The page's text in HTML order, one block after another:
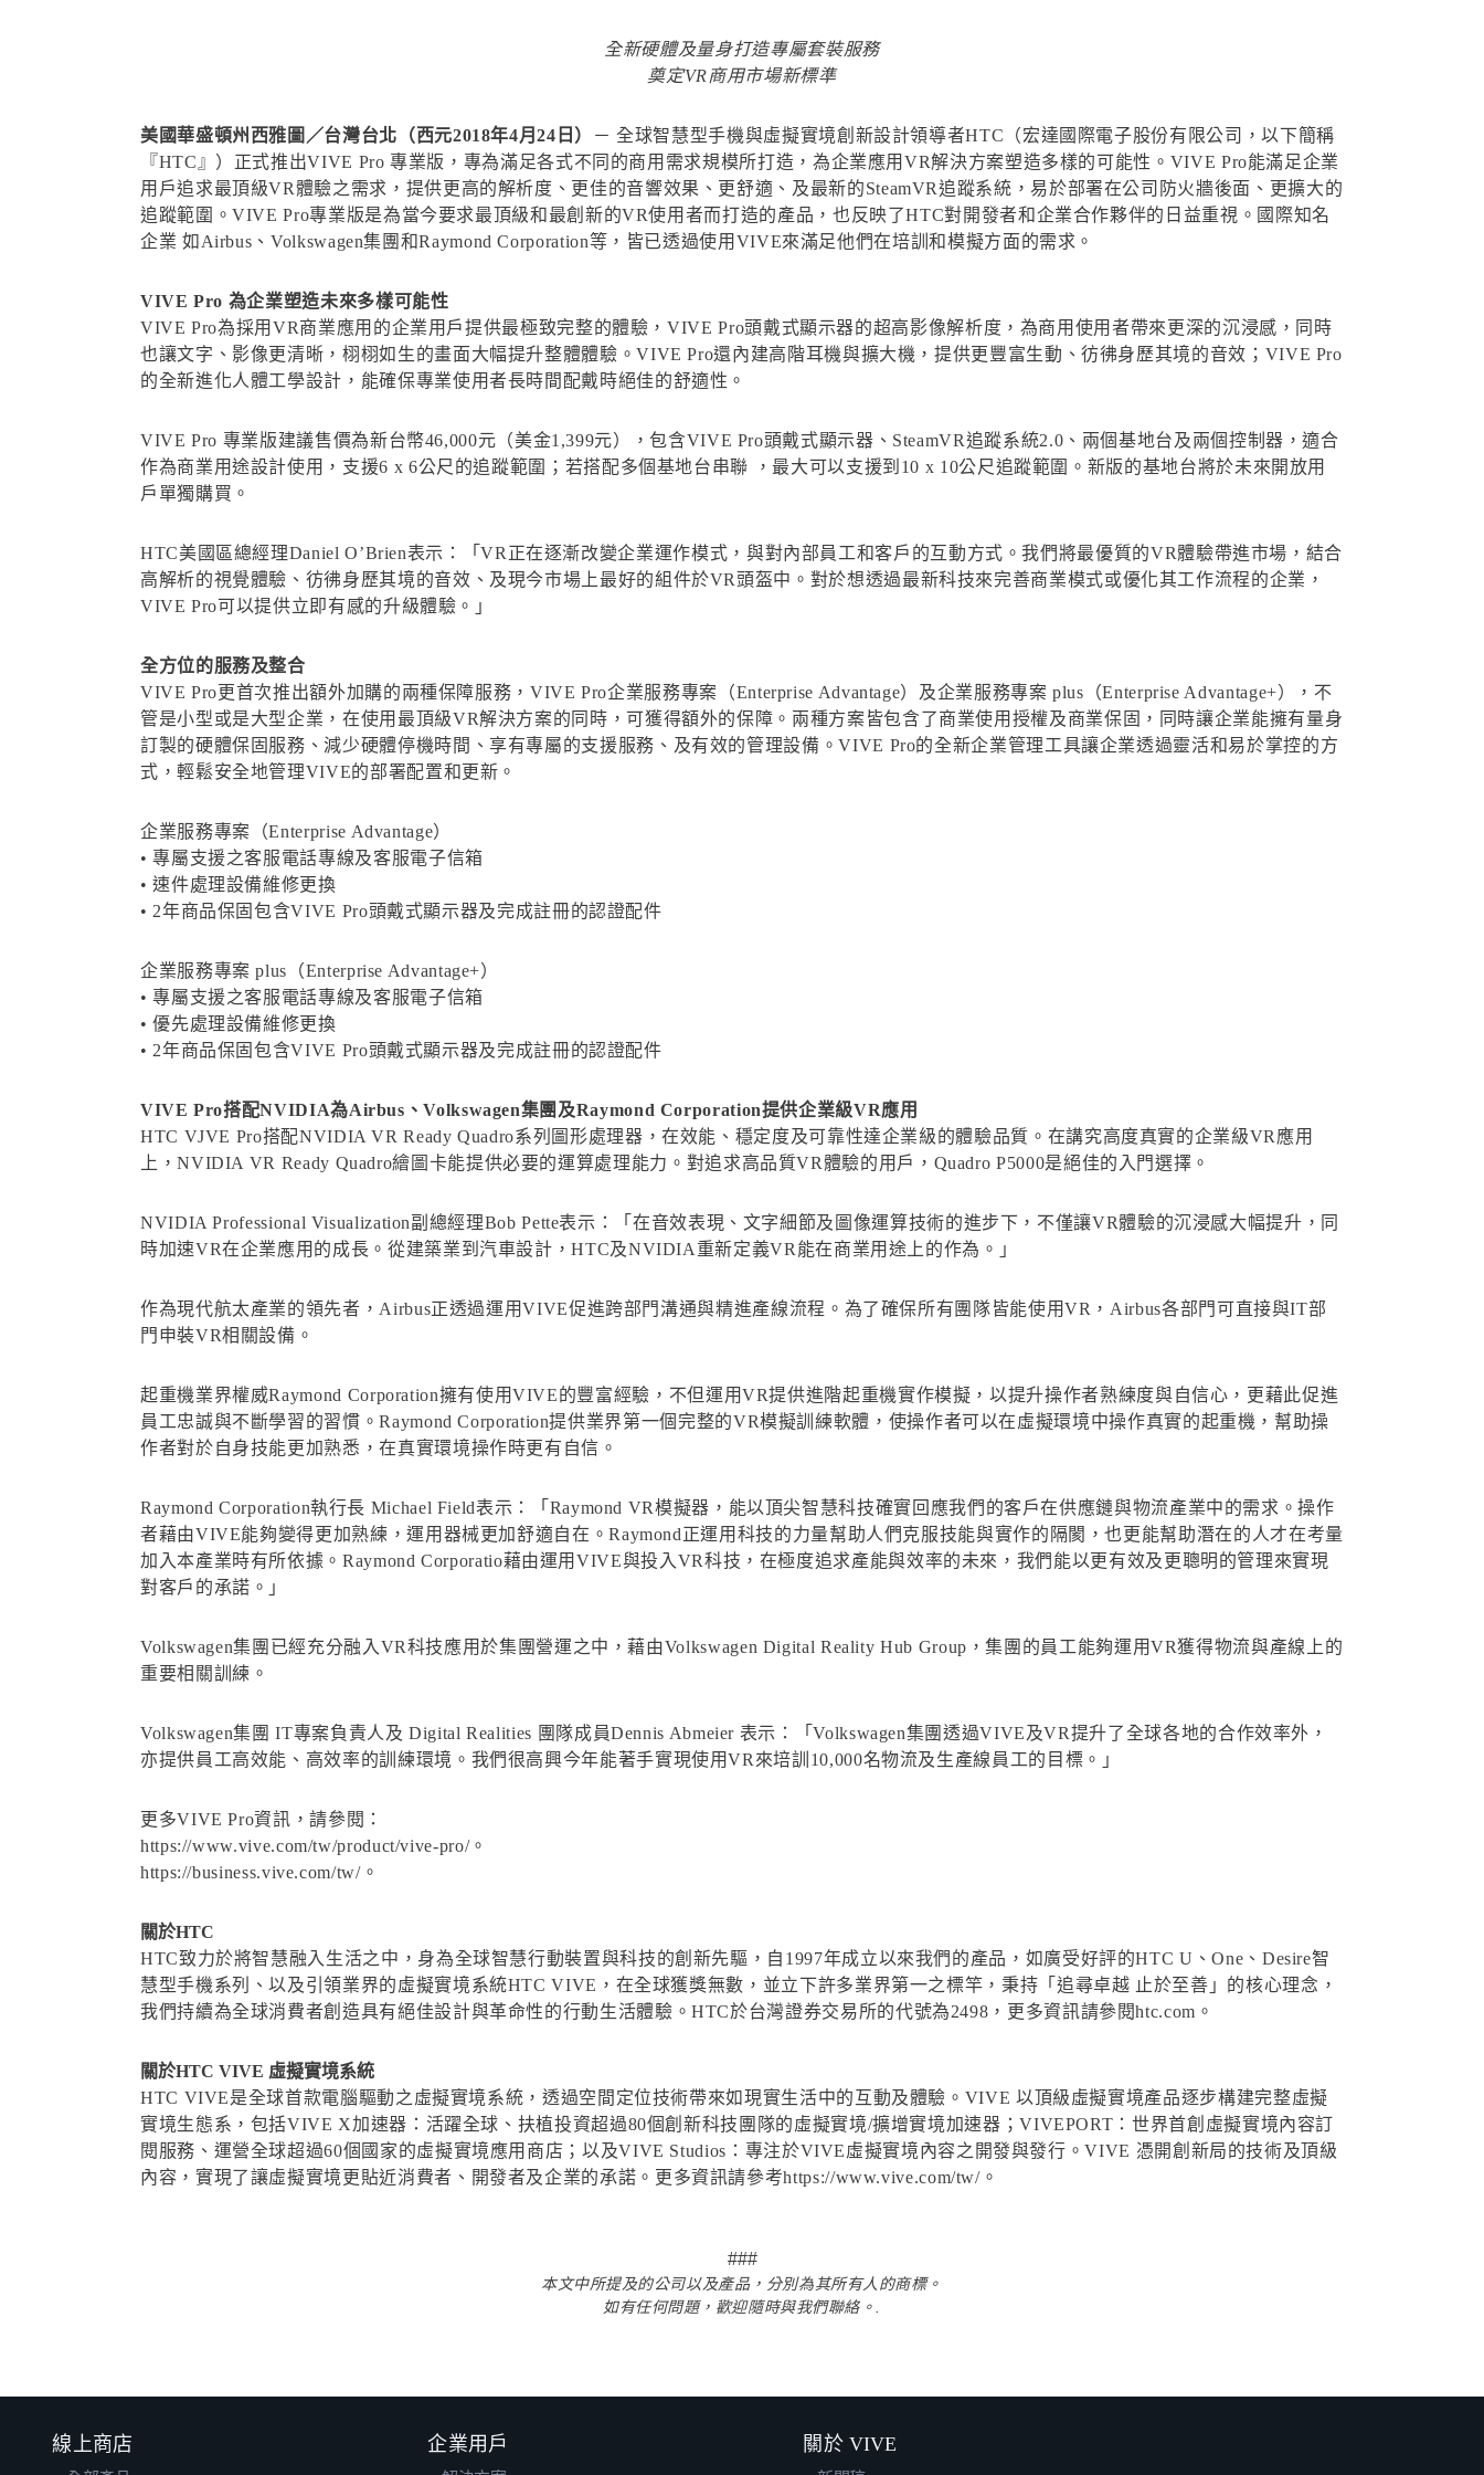
全新硬體及量身打造專屬套裝服務
奠定VR商用市場新標準
美國華盛頓州西雅圖／台灣台北（西元2018年4月24日）
－ 全球智慧型手機與虛擬實境創新設計領導者HTC（宏達國際電子股份有限公司，以下簡稱
『HTC』）正式推出VIVE Pro 專業版，專為滿足各式不同的商用需求規模所打造，為企業應用VR解決方案塑造多樣的可能性。VIVE Pro能滿足企業
用戶追求最頂級VR體驗之需求，提供更高的解析度、更佳的音響效果、更舒適、及最新的SteamVR追蹤系統，易於部署在公司防火牆後面、更擴大的
追蹤範圍。VIVE Pro專業版是為當今要求最頂級和最創新的VR使用者而打造的產品，也反映了HTC對開發者和企業合作夥伴的日益重視。國際知名
企業 如Airbus、Volkswagen集團和Raymond Corporation等，皆已透過使用VIVE來滿足他們在培訓和模擬方面的需求。
VIVE Pro 為企業塑造未來多樣可能性
VIVE Pro為採用VR商業應用的企業用戶提供最極致完整的體驗，VIVE Pro頭戴式顯示器的超高影像解析度，為商用使用者帶來更深的沉浸感，同時
也讓文字、影像更清晰，栩栩如生的畫面大幅提升整體體驗。VIVE Pro還內建高階耳機與擴大機，提供更豐富生動、彷彿身歷其境的音效；VIVE Pro
的全新進化人體工學設計，能確保專業使用者長時間配戴時絕佳的舒適性。
VIVE Pro 專業版建議售價為新台幣46,000元（美金1,399元），包含VIVE Pro頭戴式顯示器、SteamVR追蹤系統2.0、兩個基地台及兩個控制器，適合
作為商業用途設計使用，支援6 x 6公尺的追蹤範圍；若搭配多個基地台串聯 ，最大可以支援到10 x 10公尺追蹤範圍。新版的基地台將於未來開放用
戶單獨購買。
HTC美國區總經理Daniel O’Brien表示：「VR正在逐漸改變企業運作模式，與對內部員工和客戶的互動方式。我們將最優質的VR體驗帶進市場，結合
高解析的視覺體驗、彷彿身歷其境的音效、及現今市場上最好的組件於VR頭盔中。對於想透過最新科技來完善商業模式或優化其工作流程的企業，
VIVE Pro可以提供立即有感的升級體驗。」
全方位的服務及整合
VIVE Pro更首次推出額外加購的兩種保障服務，VIVE Pro企業服務專案（Enterprise Advantage）及企業服務專案 plus（Enterprise Advantage+），不
管是小型或是大型企業，在使用最頂級VR解決方案的同時，可獲得額外的保障。兩種方案皆包含了商業使用授權及商業保固，同時讓企業能擁有量身
訂製的硬體保固服務、減少硬體停機時間、享有專屬的支援服務、及有效的管理設備。VIVE Pro的全新企業管理工具讓企業透過靈活和易於掌控的方
式，輕鬆安全地管理VIVE的部署配置和更新。
企業服務專案（Enterprise Advantage）
• 專屬支援之客服電話專線及客服電子信箱
• 速件處理設備維修更換
• 2年商品保固包含VIVE Pro頭戴式顯示器及完成註冊的認證配件
企業服務專案 plus（Enterprise Advantage+）
• 專屬支援之客服電話專線及客服電子信箱
• 優先處理設備維修更換
• 2年商品保固包含VIVE Pro頭戴式顯示器及完成註冊的認證配件
VIVE Pro搭配NVIDIA為Airbus、Volkswagen集團及Raymond Corporation提供企業級VR應用
HTC VJVE Pro搭配NVIDIA VR Ready Quadro系列圖形處理器，在效能、穩定度及可靠性達企業級的體驗品質。在講究高度真實的企業級VR應用
上，NVIDIA VR Ready Quadro繪圖卡能提供必要的運算處理能力。對追求高品質VR體驗的用戶，Quadro P5000是絕佳的入門選擇。
NVIDIA Professional Visualization副總經理Bob Pette表示：「在音效表現、文字細節及圖像運算技術的進步下，不僅讓VR體驗的沉浸感大幅提升，同
時加速VR在企業應用的成長。從建築業到汽車設計，HTC及NVIDIA重新定義VR能在商業用途上的作為。」
作為現代航太產業的領先者，Airbus正透過運用VIVE促進跨部門溝通與精進產線流程。為了確保所有團隊皆能使用VR，Airbus各部門可直接與IT部
門申裝VR相關設備。
起重機業界權威Raymond Corporation擁有使用VIVE的豐富經驗，不但運用VR提供進階起重機實作模擬，以提升操作者熟練度與自信心，更藉此促進
員工忠誠與不斷學習的習慣。Raymond Corporation提供業界第一個完整的VR模擬訓練軟體，使操作者可以在虛擬環境中操作真實的起重機，幫助操
作者對於自身技能更加熟悉，在真實環境操作時更有自信。
Raymond Corporation執行長 Michael Field表示：「Raymond VR模擬器，能以頂尖智慧科技確實回應我們的客戶在供應鏈與物流產業中的需求。操作
者藉由VIVE能夠變得更加熟練，運用器械更加舒適自在。Raymond正運用科技的力量幫助人們克服技能與實作的隔閡，也更能幫助潛在的人才在考量
加入本產業時有所依據。Raymond Corporatio藉由運用VIVE與投入VR科技，在極度追求產能與效率的未來，我們能以更有效及更聰明的管理來實現
對客戶的承諾。」
Volkswagen集團已經充分融入VR科技應用於集團營運之中，藉由Volkswagen Digital Reality Hub Group，集團的員工能夠運用VR獲得物流與產線上的
重要相關訓練。
Volkswagen集團 IT專案負責人及 Digital Realities 團隊成員Dennis Abmeier 表示：「Volkswagen集團透過VIVE及VR提升了全球各地的合作效率外，
亦提供員工高效能、高效率的訓練環境。我們很高興今年能著手實現使用VR來培訓10,000名物流及生產線員工的目標。」
更多VIVE Pro資訊，請參閱：
https://www.vive.com/tw/product/vive-pro/。
https://business.vive.com/tw/。
關於HTC
HTC致力於將智慧融入生活之中，身為全球智慧行動裝置與科技的創新先驅，自1997年成立以來我們的產品，如廣受好評的HTC U、One、Desire智
慧型手機系列、以及引領業界的虛擬實境系統HTC VIVE，在全球獲獎無數，並立下許多業界第一之標竿，秉持「追尋卓越 止於至善」的核心理念，
我們持續為全球消費者創造具有絕佳設計與革命性的行動生活體驗。HTC於台灣證券交易所的代號為2498，更多資訊請參閱htc.com。
關於HTC VIVE 虛擬實境系統
HTC VIVE是全球首款電腦驅動之虛擬實境系統，透過空間定位技術帶來如現實生活中的互動及體驗。VIVE 以頂級虛擬實境產品逐步構建完整虛擬
實境生態系，包括VIVE X加速器：活躍全球、扶植投資超過80個創新科技團隊的虛擬實境/擴增實境加速器；VIVEPORT：世界首創虛擬實境內容訂
閱服務、運營全球超過60個國家的虛擬實境應用商店；以及VIVE Studios：專注於VIVE虛擬實境內容之開發與發行。VIVE 憑開創新局的技術及頂級
內容，實現了讓虛擬實境更貼近消費者、開發者及企業的承諾。更多資訊請參考https://www.vive.com/tw/。
###
本文中所提及的公司以及產品，分別為其所有人的商標。
如有任何問題，歡迎隨時與我們聯絡。.
線上商店 企業用戶 關於 VIVE